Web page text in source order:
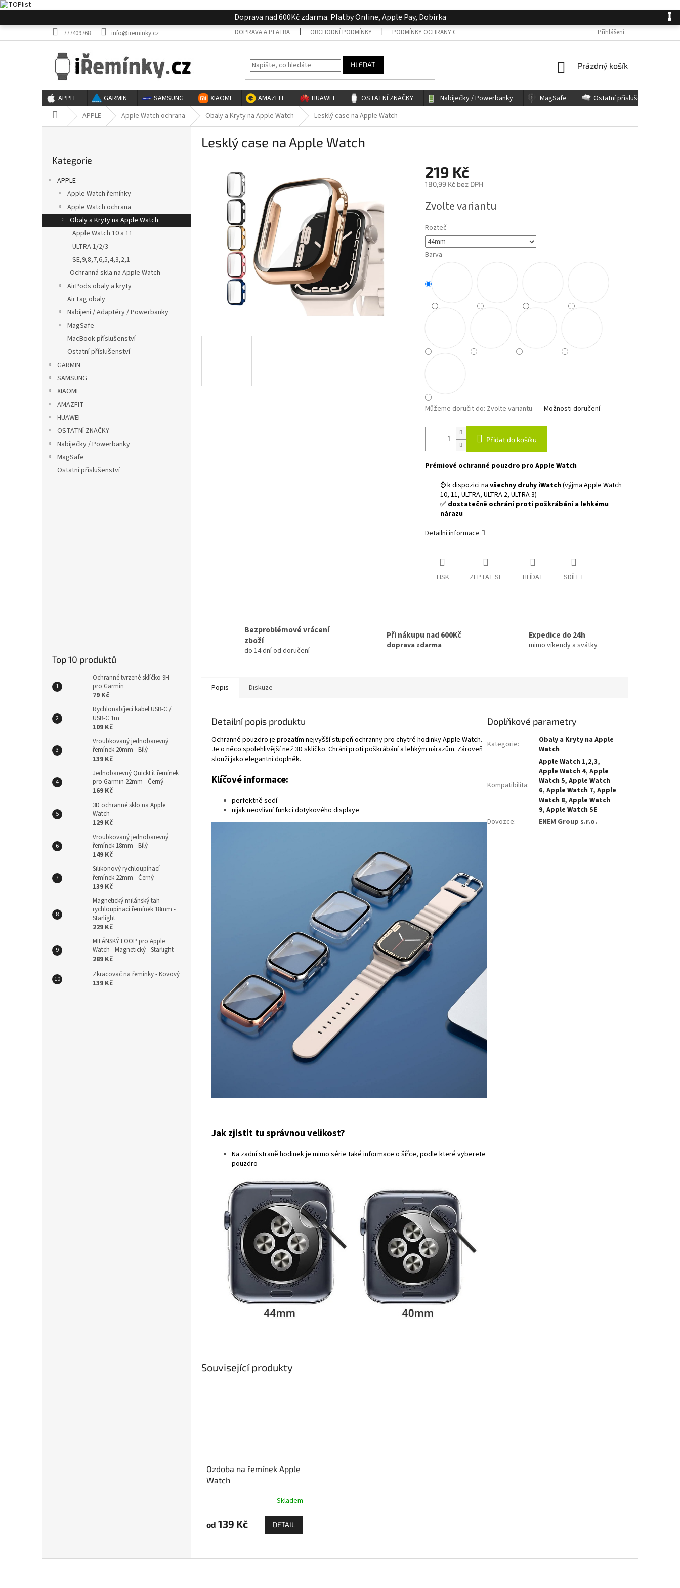
na
Doprava nad 600Kč zdarma. Platby Online, Apple Pay, Dobírka
777409768 info@ireminky.cz DOPRAVA A PLATBA OBCHODNÍ PODMÍNKY PODMÍNKY OCHRANY OSOBNÍCH ÚDAJŮ KONTAKTY
Přihlášení
HLEDAT
NÁKUPNÍ
Prázdný košík
APPLE GARMIN SAMSUNG XIAOMI AMAZFIT HUAWEI OSTATNÍ ZNAČKY Nabíječky / Powerbanky MagSafe
Ostatní příslušenství
Domů APPLE Apple Watch ochrana Obaly a Kryty na Apple Watch Lesklý case na Apple Watch
kategorie
Kategorie
APPLE
Apple Watch řemínky
Apple Watch ochrana
Obaly a Kryty na Apple Watch
Apple Watch 10 a 11
ULTRA 1/2/3
SE,9,8,7,6,5,4,3,2,1
Ochranná skla na Apple Watch
AirPods obaly a kryty
AirTag obaly
Nabíjení / Adaptéry / Powerbanky
MagSafe
MacBook příslušenství
Ostatní příslušenství
GARMIN
SAMSUNG
XIAOMI
AMAZFIT
HUAWEI
OSTATNÍ ZNAČKY
Nabíječky / Powerbanky
MagSafe
Ostatní příslušenství
Top 10 produktů
Ochranné tvrzené sklíčko 9H -
pro Garmin
79 Kč
Rychlonabíjecí kabel USB-C /
USB-C 1m
109 Kč
Vroubkovaný jednobarevný
řemínek 20mm - Bílý
139 Kč
Jednobarevný QuickFit řemínek
pro Garmin 22mm - Černý
169 Kč
3D ochranné sklo na Apple
Watch
129 Kč
Vroubkovaný jednobarevný
řemínek 18mm - Bílý
149 Kč
Silikonový rychloupínací
řemínek 22mm - Černý
139 Kč
Magnetický milánský tah -
rychloupínací řemínek 18mm -
Starlight
229 Kč
MILÁNSKÝ LOOP pro Apple
Watch - Magnetický - Starlight
289 Kč
Zkracovač na řemínky - Kovový
139 Kč
Lesklý case na Apple Watch
219 Kč
180,99 Kč bez DPH
cena:
Zvolte variantu
Rozteč
Barva
Můžeme doručit do: Zvolte variantu Možnosti doručení
Přidat do košíku
Prémiové ochranné pouzdro pro Apple Watch
⌚ k dispozici na všechny druhy iWatch(výjma Apple Watch
10, 11, ULTRA, ULTRA 2, ULTRA 3)
✅ dostatečně ochrání proti poškrábání a lehkému
nárazu
Detailní informace
TISK ZEPTAT SE HLÍDAT SDÍLET
Bezproblémové vrácení
zboží
do 14 dní od doručení
Při nákupu nad 600Kč
doprava zdarma
Expedice do 24h
mimo víkendy a svátky
Související produkty
Ozdoba na řemínek Apple
Watch
Skladem
od 139 Kč DETAIL
Popis Diskuze
Detailní popis produktu
Ochranné pouzdro je prozatím nejvyšší stupeň ochranny pro chytré hodinky Apple Watch.
Je o něco spolehlivější než 3D sklíčko. Chrání proti poškrábání a lehkým nárazům. Zároveň
slouží jako elegantní doplněk.
Klíčové informace:
perfektně sedí
nijak neovlivní funkci dotykového displaye
Jak zjistit tu správnou velikost?
Na zadní straně hodinek je mimo série také informace o šířce, podle které vyberete
pouzdro
Doplňkové parametry
Kategorie:
Obaly a Kryty na Apple
Watch
Kompatibilita:
Apple Watch 1,2,3,
Apple Watch 4,Apple
Watch 5,Apple Watch
6,Apple Watch 7,Apple
Watch 8,Apple Watch
9,Apple Watch SE
Dovozce: ENEM Group s.r.o.